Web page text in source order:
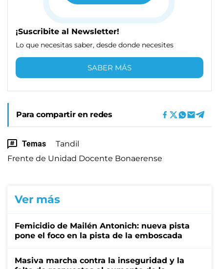
¡Suscribite al Newsletter!
Lo que necesitas saber, desde donde necesites
SABER MÁS
Para compartir en redes
Temas
Tandil
Frente de Unidad Docente Bonaerense
Ver más
Femicidio de Mailén Antonich: nueva pista
pone el foco en la pista de la emboscada
Masiva marcha contra la inseguridad y la